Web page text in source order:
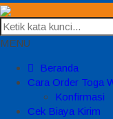
MENU
Beranda
Cara Order Toga
Konfirmasi
Cek Biaya Kirim